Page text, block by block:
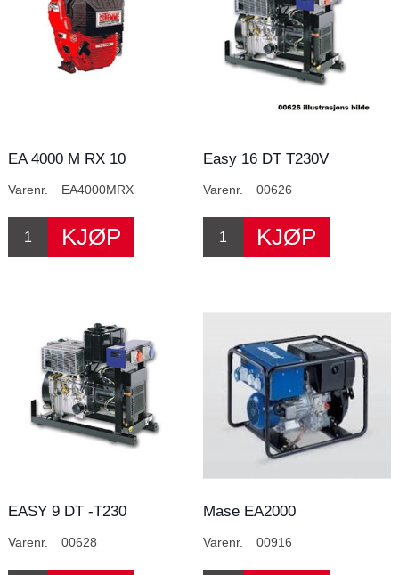
EA 4000 M RX 10
Varenr. EA4000MRX
Easy 16 DT T230V
Varenr. 00626
EASY 9 DT -T230
Varenr. 00628
Mase EA2000
Varenr. 00916